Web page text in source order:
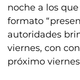
noche a los
formato
autoridades
viernes, con
próximo